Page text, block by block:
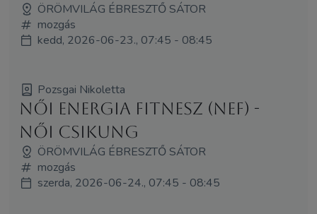
ÖRÖMVILÁG ÉBRESZTŐ SÁTOR
mozgás
kedd, 2026-06-23., 07:45 - 08:45
Pozsgai Nikoletta
Női Energia Fitnesz (NEF) -
Női Csikung
ÖRÖMVILÁG ÉBRESZTŐ SÁTOR
mozgás
szerda, 2026-06-24., 07:45 - 08:45